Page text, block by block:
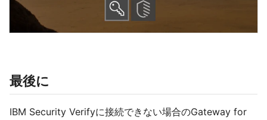
最後に
IBM Security Verifyに接続できない場合のGateway for